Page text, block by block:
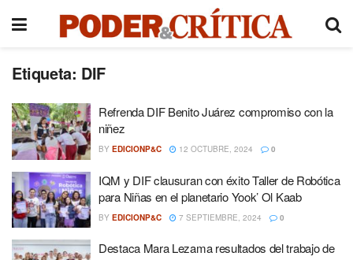
Etiqueta: DIF
Refrenda DIF Benito Juárez compromiso con la
niñez
BY EDICIONP&C 12 OCTUBRE, 2024 0
IQM y DIF clausuran con éxito Taller de Robótica
para Niñas en el planetario Yook’ Ol Kaab
BY EDICIONP&C 7 SEPTIEMBRE, 2024 0
Destaca Mara Lezama resultados del trabajo de